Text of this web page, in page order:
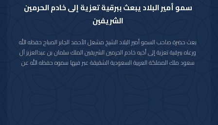
سمو أمير البلاد يبعث ببرقية تعزية إلى خادم الحرمين
الشريفين
بعث حضرة صاحب السمو أمير البلاد الشيخ مشعل الأحمد الجابر الصباح حفظه الله
ورعاه ببرقية تعزية إلى أخيه خادم الحرمين الشريفين الملك سلمان بن عبدالعزيز آل
سعود ملك المملكة العربية السعودية الشقيقة عبر فيها سموه حفظه الله عن